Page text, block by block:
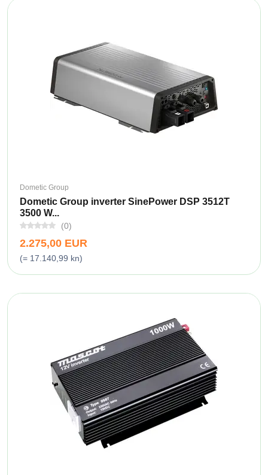
Dometic Group
Dometic Group inverter SinePower DSP 3512T
3500 W...
(0)
2.275,00 EUR
(= 17.140,99 kn)